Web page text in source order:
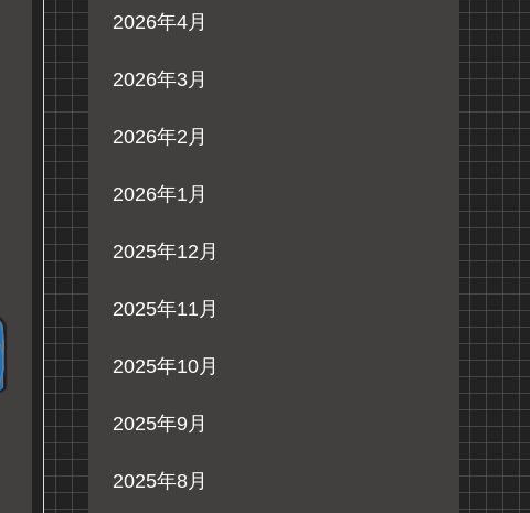
2026年4月
2026年3月
2026年2月
2026年1月
2025年12月
2025年11月
2025年10月
2025年9月
2025年8月